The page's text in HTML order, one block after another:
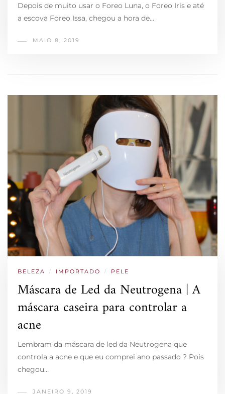
Depois de muito usar o Foreo Luna, o Foreo Iris e até
a escova Foreo Issa, chegou a hora de…
MAIO 8, 2019
BELEZA / IMPORTADO / PELE
Máscara de Led da Neutrogena | A
máscara caseira para controlar a
acne
Lembram da máscara de led da Neutrogena que
controla a acne e que eu comprei ano passado ? Pois
chegou…
JANEIRO 9, 2019